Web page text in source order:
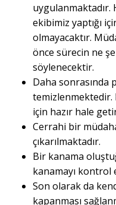
uygulanmaktadır.
ekibimiz yaptığı
olmayacaktır.
önce sürecin ne
söylenecektir.
Daha sonrasında
temizlenmektedir.
için hazır hale
Cerrahi bir
çıkarılmaktadır.
Bir kanama
kanamayı kontrol
Son olarak da
kapanması